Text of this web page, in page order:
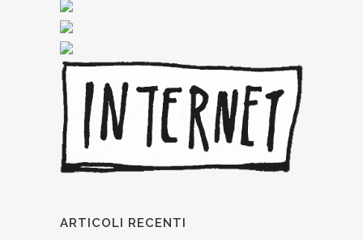
ARTICOLI RECENTI